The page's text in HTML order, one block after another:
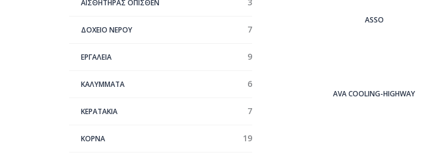
ΑΙΣΘΗΤΗΡΑΣ ΟΠΙΣΘΕΝ 3
ΔΟΧΕΙΟ ΝΕΡΟΥ 7
ΕΡΓΑΛΕΙΑ 9
ΚΑΛΥΜΜΑΤΑ 6
ΚΕΡΑΤΑΚΙΑ 7
ΚΟΡΝΑ 19
ASSO
AVA COOLING-HIGHWAY